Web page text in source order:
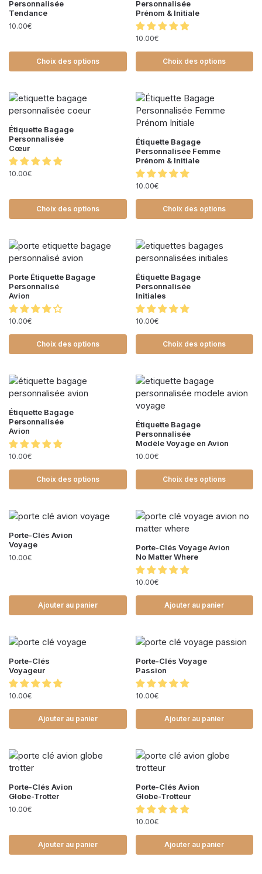
Personnalisée
Tendance
10.00€
Choix des options
Personnalisée
Prénom & Initiale
10.00€
Choix des options
Étiquette Bagage
Personnalisée
Cœur
10.00€
Choix des options
Étiquette Bagage
Personnalisée Femme
Prénom & Initiale
10.00€
Choix des options
Porte Étiquette Bagage
Personnalisé
Avion
10.00€
Choix des options
Étiquette Bagage
Personnalisée
Initiales
10.00€
Choix des options
Étiquette Bagage
Personnalisée
Avion
10.00€
Choix des options
Étiquette Bagage
Personnalisée
Modèle Voyage en Avion
10.00€
Choix des options
Porte-Clés Avion
Voyage
10.00€
Ajouter au panier
Porte-Clés Voyage Avion
No Matter Where
10.00€
Ajouter au panier
Porte-Clés
Voyageur
10.00€
Ajouter au panier
Porte-Clés Voyage
Passion
10.00€
Ajouter au panier
Porte-Clés Avion
Globe-Trotter
10.00€
Ajouter au panier
Porte-Clés Avion
Globe-Trotteur
10.00€
Ajouter au panier